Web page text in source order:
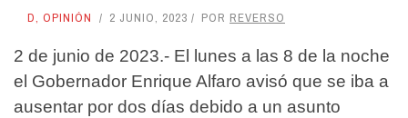
D, OPINIÓN 2 JUNIO, 2023 POR REVERSO
2 de junio de 2023.- El lunes a las 8 de la noche
el Gobernador Enrique Alfaro avisó que se iba a
ausentar por dos días debido a un asunto